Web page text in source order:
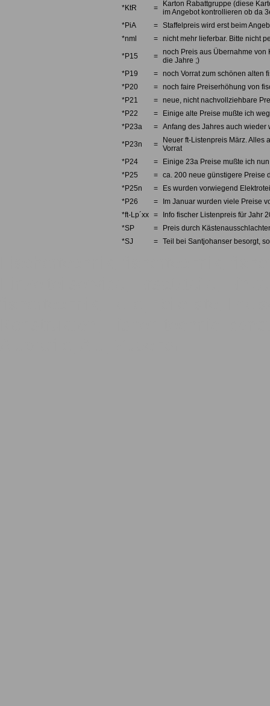
*KtR =
Karton Rabattgruppe (diese
im Angebot kontrollieren ob da
*PiA
= Staffelpreis wird erst beim
*nml
= nicht mehr lieferbar. Bitte nicht
*P15 = noch Preis aus Übernahme von
die Jahre ;)
*P19
= noch Vorrat zum schönen alten
*P20
= noch faire Preiserhöhung von
*P21
= neue, nicht nachvollziehbare
*P22
=
Einige alte Preise mußte ich
*P23a
= Anfang des Jahres auch
*P23n =
Neuer ft-Listenpreis März. Alles
Vorrat
*P24
=
Einige 23a Preise mußte ich
*P25
= ca. 200 neue günstigere Preise
*P25n
=
Es wurden vorwiegend
*P26
=
Im Januar wurden viele Preise
*ft-Lp´xx =
Info fischer Listenpreis für Jahr
*SP
=
Preis durch
*SJ
= Teil bei Santjohanser besorgt,